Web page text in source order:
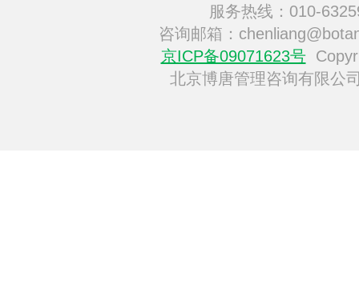
服务热线：010-
咨询邮箱：
京ICP备09071623号
北京博唐管理咨询有限公